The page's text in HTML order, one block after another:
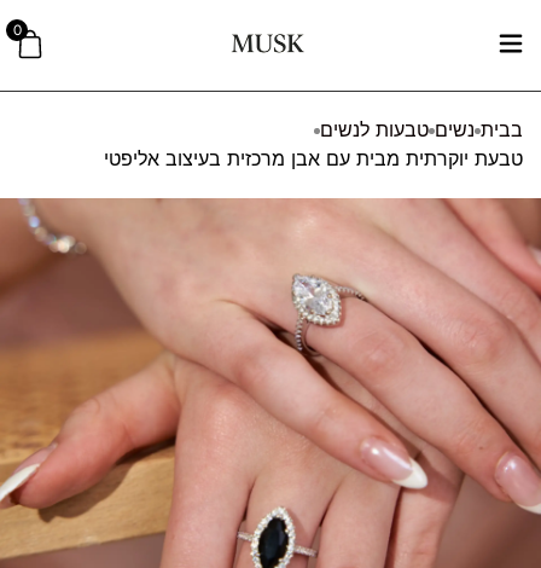
0
בבית נשים טבעות לנשים
טבעת יוקרתית מבית עם אבן מרכזית בעיצוב אליפטי